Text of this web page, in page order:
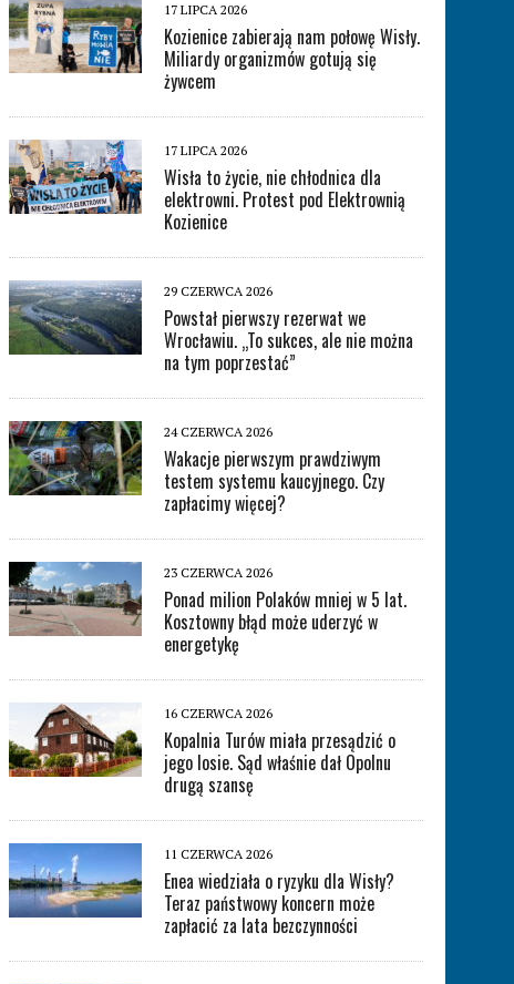
17 LIPCA 2026
Kozienice zabierają nam połowę Wisły.
Miliardy organizmów gotują się
żywcem
17 LIPCA 2026
Wisła to życie, nie chłodnica dla
elektrowni. Protest pod Elektrownią
Kozienice
29 CZERWCA 2026
Powstał pierwszy rezerwat we
Wrocławiu. „To sukces, ale nie można
na tym poprzestać”
24 CZERWCA 2026
Wakacje pierwszym prawdziwym
testem systemu kaucyjnego. Czy
zapłacimy więcej?
23 CZERWCA 2026
Ponad milion Polaków mniej w 5 lat.
Kosztowny błąd może uderzyć w
energetykę
16 CZERWCA 2026
Kopalnia Turów miała przesądzić o
jego losie. Sąd właśnie dał Opolnu
drugą szansę
11 CZERWCA 2026
Enea wiedziała o ryzyku dla Wisły?
Teraz państwowy koncern może
zapłacić za lata bezczynności